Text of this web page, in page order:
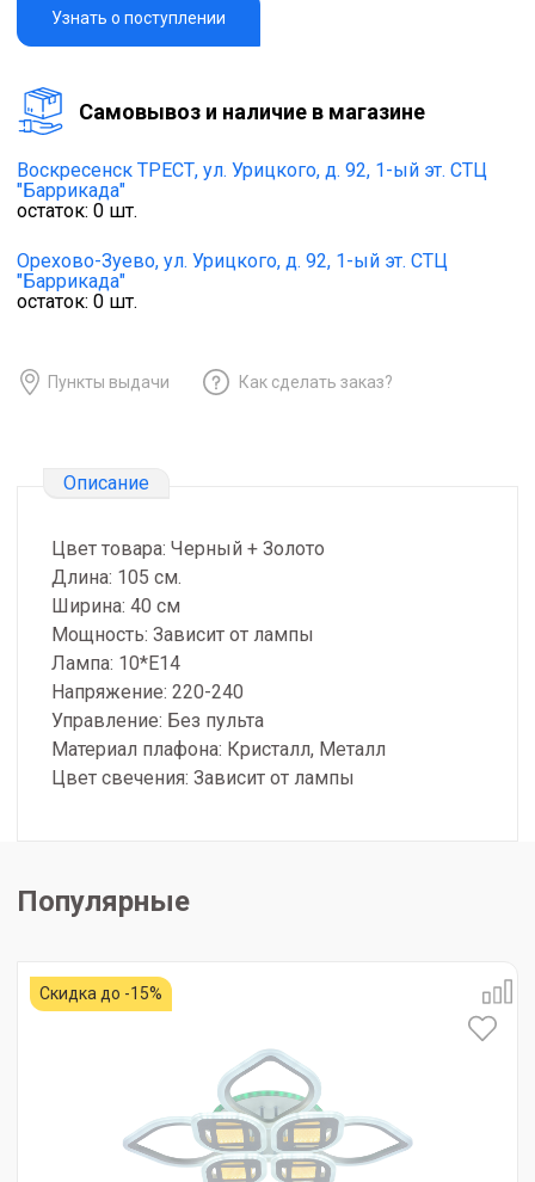
Узнать о поступлении
Cамовывоз и наличие в магазине
Воскресенск ТРЕСТ, ул. Урицкого, д. 92, 1-ый эт. СТЦ
"Баррикада"
остаток: 0 шт.
Орехово-Зуево, ул. Урицкого, д. 92, 1-ый эт. СТЦ
"Баррикада"
остаток: 0 шт.
Пункты выдачи Как сделать заказ?
Описание
Цвет товара: Черный + Золото
Длина: 105 см.
Ширина: 40 см
Мощность: Зависит от лампы
Лампа: 10*Е14
Напряжение: 220-240
Управление: Без пульта
Материал плафона: Кристалл, Металл
Цвет свечения: Зависит от лампы
Популярные
Скидка до -15%